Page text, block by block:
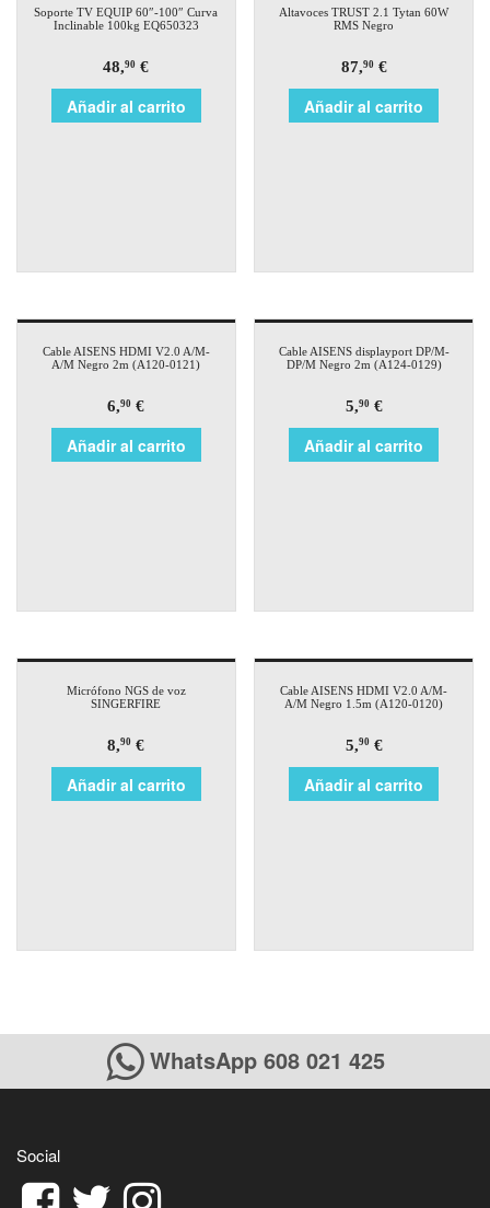
Soporte TV EQUIP 60″-100″ Curva
Inclinable 100kg EQ650323
48,90 €
Añadir al carrito
Altavoces TRUST 2.1 Tytan 60W
RMS Negro
87,90€
Añadir al carrito
Cable AISENS HDMI V2.0 A/M-
A/M Negro 2m (A120-0121)
6,90 €
Añadir al carrito
Cable AISENS displayport DP/M-
DP/M Negro 2m (A124-0129)
5,90€
Añadir al carrito
Micrófono NGS de voz
SINGERFIRE
8,90 €
Añadir al carrito
Cable AISENS HDMI V2.0 A/M-
A/M Negro 1.5m (A120-0120)
5,90€
Añadir al carrito
WhatsApp 608 021 425
Social